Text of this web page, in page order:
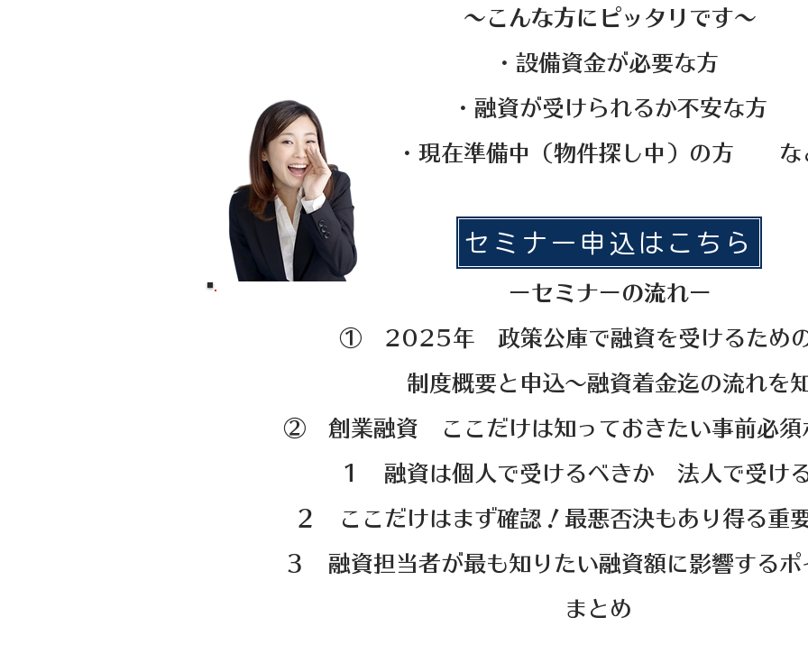
～こんな方にピッタリです～
・設備資金が必要な方
・融資が受けられるか不安な方
・現在準備中（物件探し中）の方 な
ーセミナーの流れー
① 2025年 政策公庫で融資を受けるため
制度概要と申込～融資着金迄の流れを
② 創業融資 ここだけは知っておきたい事前
１ 融資は個人で受けるべきか 法人で受け
２ ここだけはまず確認！最悪否決もあり得る重
３ 融資担当者が最も知りたい融資額に影響するポ
まとめ
セミナー申込はこちら